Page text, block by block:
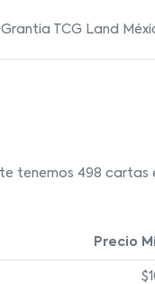
Grantia TCG Land
tenemos 498 cartas
Precio